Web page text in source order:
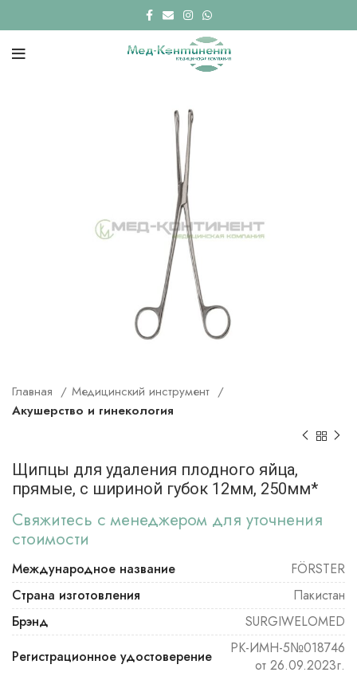
Главная
Медицинский инструмент
Акушерство и гинекология
Щипцы для удаления плодного яйца,
прямые, с шириной губок 12мм, 250мм*
Свяжитесь с менеджером для уточнения
стоимости
Международное название
FÖRSTER
Страна изготовления
Пакистан
Брэнд
SURGIWELOMED
Регистрационное удостоверение
РК-ИМН-5№018746
от 26.09.2023г.